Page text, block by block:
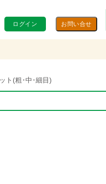
ログイン
カートを見る・注文する
ト(粗･中･細目)